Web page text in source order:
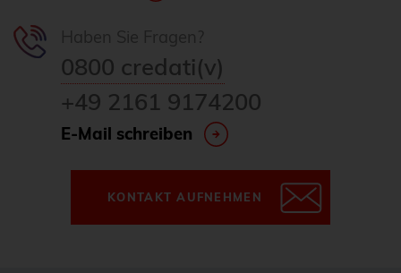
0800 credati(v)
+49 2161 9174200
E-Mail schreiben
KONTAKT AUFNEHMEN